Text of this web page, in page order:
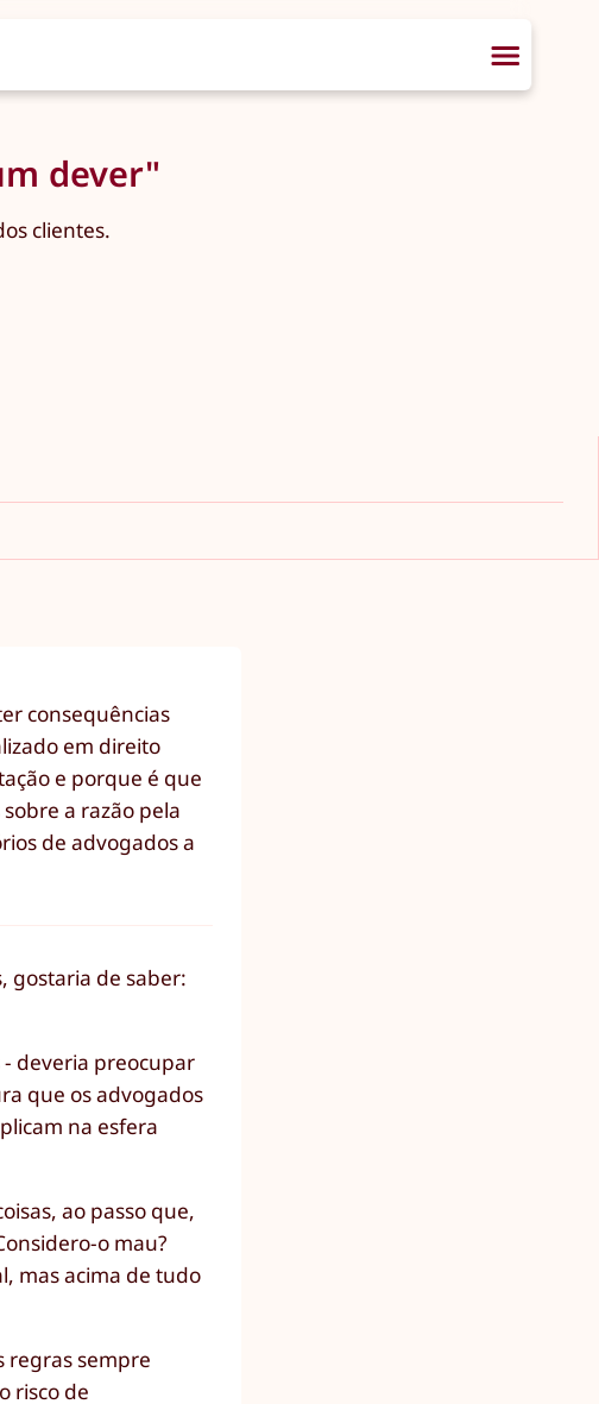
dever"
clientes.
consequências
em direito
e porque é que
a razão pela
de advogados a
gostaria de saber:
deveria preocupar
que os advogados
na esfera
ao passo que,
o mau?
mas acima de tudo
regras sempre
risco de